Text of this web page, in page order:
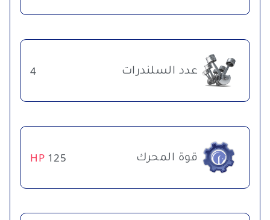
عدد السلندرات 4
قوة المحرك 125
HP